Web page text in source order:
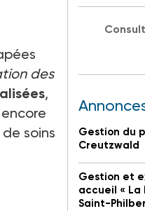
des
,
soins
Gestion du
Creutzwald
Gestion et
accueil « La
Saint-